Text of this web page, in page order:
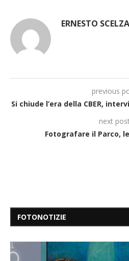
ERNESTO SCELZA
previous
Si chiude l’era della CBER,
next
Fotografare il Parco,
FOTONOTIZIE